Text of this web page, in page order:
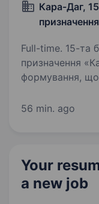
Кара-Даг,
Full-time. 15-та бригада оперативного
призначення
формування,
Бригада шукає
56 min. ago
Your
a new job